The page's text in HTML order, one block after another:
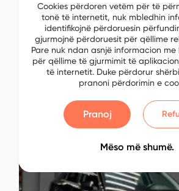
Audi Q2 2017
No: 0229461226
Lipjan, Kosovo
Cookies përdoren vetëm për të
tonë të internetit, nuk mbledhin
identifikojnë përdoruesin
gjurmojnë përdoruesit për qëllime
Pare nuk ndan asnjë informacion
për qëllime të gjurmimit të
të internetit. Duke përdorur
pranoni përdorimin e
Pranoj
Mëso më shumë.